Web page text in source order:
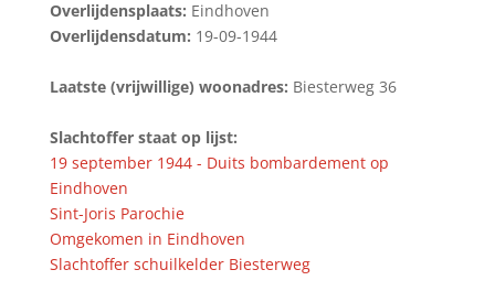
Overlijdensplaats: Eindhoven
Overlijdensdatum: 19-09-1944
Laatste (vrijwillige) woonadres: Biesterweg 36
Slachtoffer staat op lijst:
19 september 1944 - Duits bombardement op
Eindhoven
Sint-Joris Parochie
Omgekomen in Eindhoven
Slachtoffer schuilkelder Biesterweg